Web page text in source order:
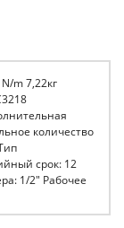
m 7,22кг
количество
срок: 12
1/2" Рабочее